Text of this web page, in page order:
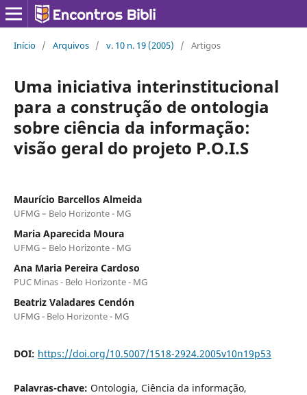
Início / Arquivos / v. 10 n. 19 (2005) / Artigos
Uma iniciativa interinstitucional
para a construção de ontologia
sobre ciência da informação:
visão geral do projeto P.O.I.S
Maurício Barcellos Almeida
UFMG – Belo Horizonte - MG
Maria Aparecida Moura
UFMG – Belo Horizonte - MG
Ana Maria Pereira Cardoso
PUC Minas - Belo Horizonte - MG
Beatriz Valadares Cendón
UFMG - Belo Horizonte - MG
DOI: https://doi.org/10.5007/1518-2924.2005v10n19p53
Palavras-chave: Ontologia, Ciência da informação,